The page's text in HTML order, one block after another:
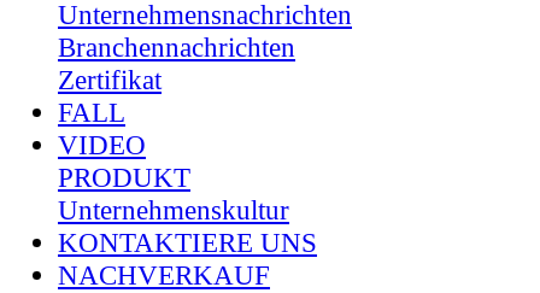
Unternehmensnachrichten
Branchennachrichten
Zertifikat
FALL
VIDEO
PRODUKT
Unternehmenskultur
KONTAKTIERE UNS
NACHVERKAUF